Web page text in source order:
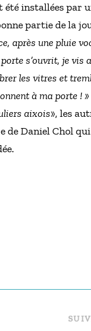
été installées par
partie de la
après une pluie
s’ouvrit, je vis
les vitres et
à ma porte ! »
aixois», les
de Daniel Chol